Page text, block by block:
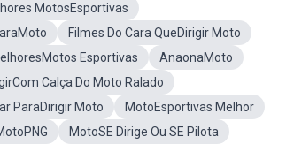
MotosEsportivas
Filmes Do Cara QueDirigir Moto
Esportivas
AnaonaMoto
Calça Do Moto Ralado
ParaDirigir Moto
MotoEsportivas Melhor
MotoSE Dirige Ou SE Pilota